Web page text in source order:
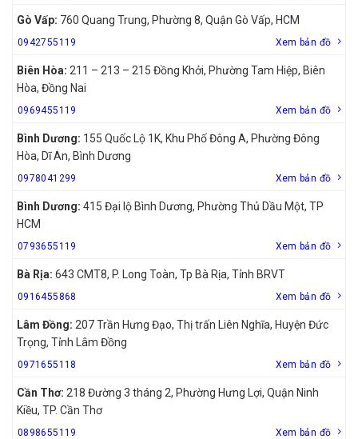
Gò Vấp: 760 Quang Trung, Phường 8, Quận Gò Vấp, HCM
0942755119 Xem bản đồ
Biên Hòa: 211 – 213 – 215 Đồng Khởi, Phường Tam Hiệp, Biên
Hòa, Đồng Nai
0969455119 Xem bản đồ
Bình Dương: 155 Quốc Lộ 1K, Khu Phố Đông A, Phường Đông
Hòa, Dĩ An, Bình Dương
0978041299 Xem bản đồ
Bình Dương: 415 Đại lộ Bình Dương, Phường Thủ Dầu Một, TP
HCM
0793655119 Xem bản đồ
Bà Rịa: 643 CMT8, P. Long Toàn, Tp Bà Rịa, Tỉnh BRVT
0916455868 Xem bản đồ
Lâm Đồng: 207 Trần Hưng Đạo, Thị trấn Liên Nghĩa, Huyện Đức
Trọng, Tỉnh Lâm Đồng
0971655118 Xem bản đồ
Cần Thơ: 218 Đường 3 tháng 2, Phường Hưng Lợi, Quận Ninh
Kiều, TP. Cần Thơ
0898655119 Xem bản đồ